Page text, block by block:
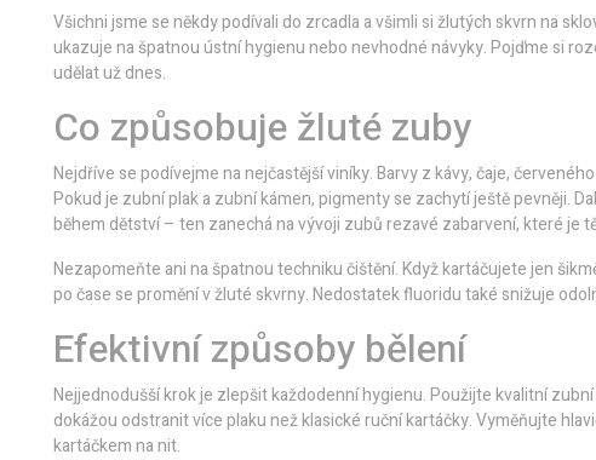
Všichni jsme se někdy podívali do zrcadla a všimli si žlutých skvrn na
ukazuje na špatnou ústní hygienu nebo nevhodné návyky. Pojďme si
udělat už dnes.
Co způsobuje žluté zuby
Nejdříve se podívejme na nejčastější viníky. Barvy z kávy, čaje,
Pokud je zubní plak a zubní kámen, pigmenty se zachytí ještě pevněji.
během dětství – ten zanechá na vývoji zubů rezavé zabarvení, které je
Nezapomeňte ani na špatnou techniku čištění. Když kartáčujete jen
po čase se promění v žluté skvrny. Nedostatek fluoridu také snižuje
Efektivní způsoby bělení
Nejjednodušší krok je zlepšit každodenní hygienu. Použijte kvalitní
dokážou odstranit více plaku než klasické ruční kartáčky. Vyměňujte
kartáčkem na nit.